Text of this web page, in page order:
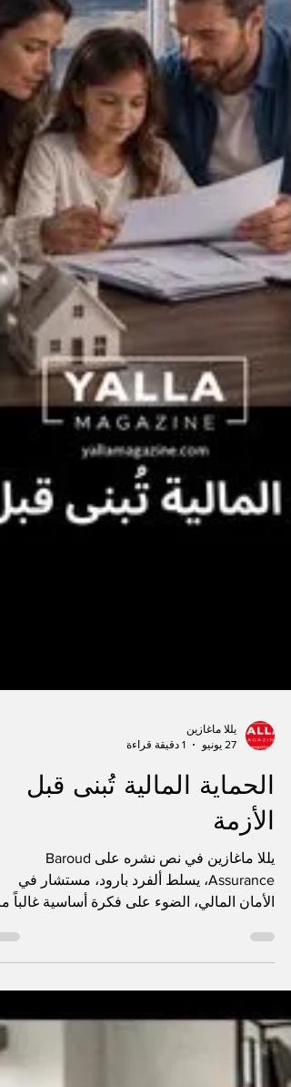
يللا ماغازين
27 يونيو
الحماية المالية تُبنى قبل
الأزمة
يللا ماغازين في نص نشره على Baroud
Assurance، يسلط ألفرد بارود، مستشار في
على الفرق بين رد الفعل والاستعداد. فقد تبدو
بعض القرارات المالية عادية أو غير ملحّة في
لحظة اتخاذها، لكنها تصبح حاسمة عندما تتغير